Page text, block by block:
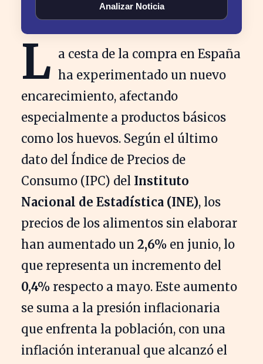
Analizar Noticia
L a cesta de la compra en España
ha experimentado un nuevo
encarecimiento, afectando
especialmente a productos básicos
como los huevos. Según el último
dato del Índice de Precios de
Consumo (IPC) del Instituto
Nacional de Estadística (INE), los
precios de los alimentos sin elaborar
han aumentado un 2,6% en junio, lo
que representa un incremento del
0,4% respecto a mayo. Este aumento
se suma a la presión inflacionaria
que enfrenta la población, con una
inflación interanual que alcanzó el